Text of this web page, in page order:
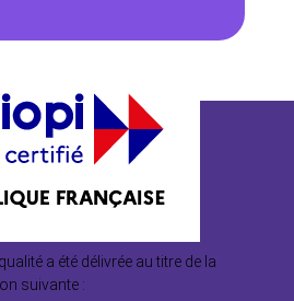
a été délivrée au titre de la
suivante :